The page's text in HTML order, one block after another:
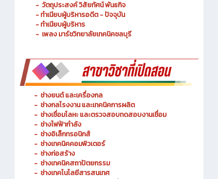
- ประวัติความเป็นมา
- วัตถุประสงค์ วิสัยทัศน์ พันธกิจ
- ทำเนียบผู้บริหารอดีต - ปัจจุบัน
- ทำเนียบผู้บริหาร
- ช่างยนต์ และเครื่องกล
- ช่างกลโรงงาน และเทคนิคการผลิต
- ช่างเชื่อมโลหะ และตรวจสอบทดสอบงานเชื่อม
- ช่างไฟฟ้ากำลัง
- ช่างอิเล็กทรอนิกส์
- ช่างเทคนิคคอมพิวเตอร์
- ช่างก่อสร้าง
- ช่างเทคนิคสถาปัตยกรรม